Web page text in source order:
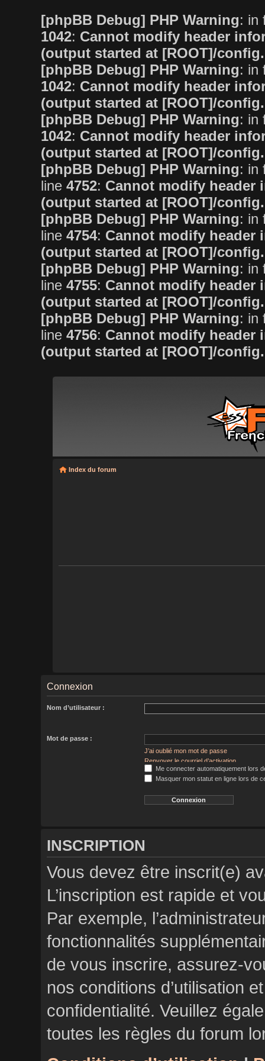
[phpBB Debug] PHP Warning: in
1042: Cannot modify header
(output started at [ROOT]/
[phpBB Debug] PHP Warning: in
1042: Cannot modify header
(output started at [ROOT]/
[phpBB Debug] PHP Warning: in
1042: Cannot modify header
(output started at [ROOT]/
[phpBB Debug] PHP Warning: in
line 4752: Cannot modify header
(output started at [ROOT]/
[phpBB Debug] PHP Warning: in
line 4754: Cannot modify header
(output started at [ROOT]/
[phpBB Debug] PHP Warning: in
line 4755: Cannot modify header
(output started at [ROOT]/
[phpBB Debug] PHP Warning: in
line 4756: Cannot modify header
(output started at [ROOT]/
Index du forum
Connexion
Nom d’utilisateur :
Mot de passe :
J’ai oublié mon mot de passe
Renvoyer le courriel d’activation
Me connecter automatiquement lors
Masquer mon statut en ligne lors de
INSCRIPTION
Vous devez être inscrit(e)
L’inscription est rapide et
Par exemple,
fonctionnalités
de vous inscrire, assurez-
nos conditions d’utilisation
confidentialité. Veuillez
toutes les règles du forum